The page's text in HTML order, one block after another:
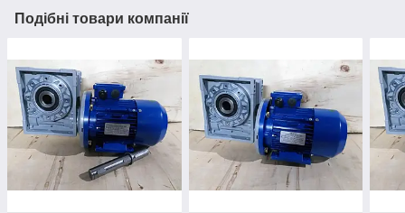
Подібні товари компанії